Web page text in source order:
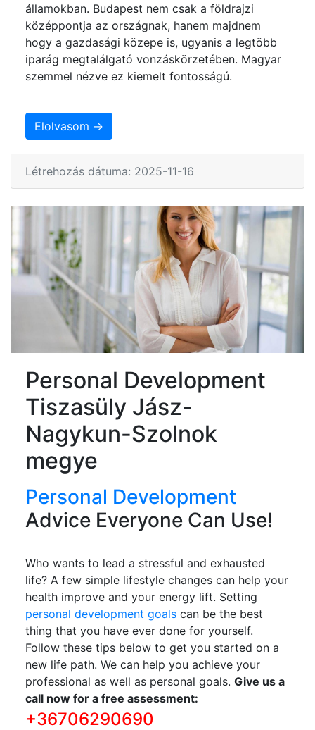
államokban. Budapest nem csak a földrajzi
középpontja az országnak, hanem majdnem
hogy a gazdasági közepe is, ugyanis a legtöbb
iparág megtalálgató vonzáskörzetében. Magyar
szemmel nézve ez kiemelt fontosságú.
Elolvasom →
Létrehozás dátuma: 2025-11-16
Personal Development
Tiszasüly Jász-
Nagykun-Szolnok
megye
Personal Development
Advice Everyone Can Use!
Who wants to lead a stressful and exhausted
life? A few simple lifestyle changes can help your
health improve and your energy lift. Setting
personal development goals can be the best
thing that you have ever done for yourself.
Follow these tips below to get you started on a
new life path. We can help you achieve your
professional as well as personal goals. Give us a
call now for a free assessment:
+36706290690